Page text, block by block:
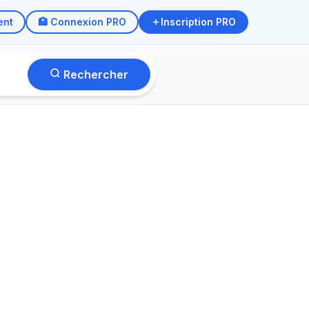
🏥 Connexion PRO Inscription PRO
Rechercher